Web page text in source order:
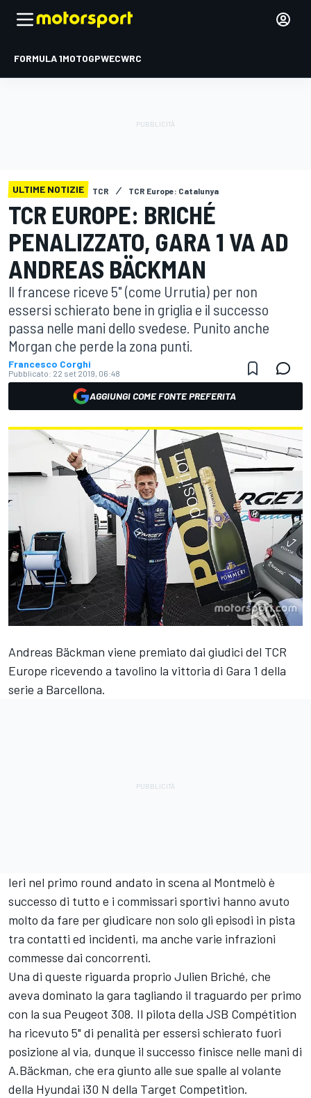
FORMULA 1MOTOGPWECWRC
ULTIME NOTIZIE TCR TCR Europe: Catalunya
TCR EUROPE: BRICHÉ
PENALIZZATO, GARA 1 VA AD
ANDREAS BÄCKMAN
Il francese riceve 5" (come Urrutia) per non
essersi schierato bene in griglia e il successo
passa nelle mani dello svedese. Punito anche
Morgan che perde la zona punti.
Francesco Corghi
Pubblicato: 22 set 2019, 06:48
AGGIUNGI COME FONTE PREFERITA
Andreas Bäckman viene premiato dai giudici del TCR
Europe ricevendo a tavolino la vittoria di Gara 1 della
serie a Barcellona.
Ieri nel primo round andato in scena al Montmelò è
successo di tutto e i commissari sportivi hanno avuto
molto da fare per giudicare non solo gli episodi in pista
tra contatti ed incidenti, ma anche varie infrazioni
commesse dai concorrenti.
Una di queste riguarda proprio Julien Briché, che
aveva dominato la gara tagliando il traguardo per primo
con la sua Peugeot 308. Il pilota della JSB Compétition
ha ricevuto 5" di penalità per essersi schierato fuori
posizione al via, dunque il successo finisce nelle mani di
A.Bäckman, che era giunto alle sue spalle al volante
della Hyundai i30 N della Target Competition.